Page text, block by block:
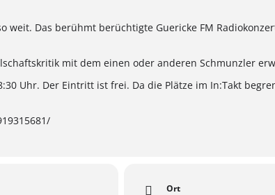
weit. Das berühmt berüchtigte Guericke FM
mit dem einen oder anderen Schmunzler
Uhr. Der Eintritt ist frei. Da die Plätze im In:Takt
Ort